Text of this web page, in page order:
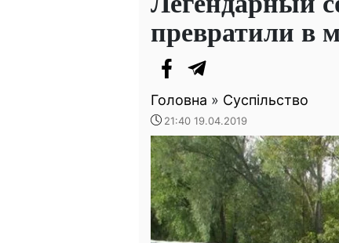
превратили в
Головна » Суспільство
21:40 19.04.2019